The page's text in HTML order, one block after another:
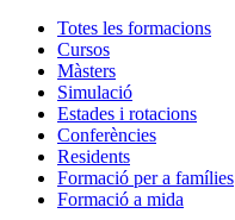
Totes les formacions
Cursos
Màsters
Simulació
Estades i rotacions
Conferències
Residents
Formació per a famílies
Formació a mida